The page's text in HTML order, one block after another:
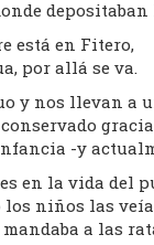
está en Fitero,
por allá se va.
y nos llevan a
-y
en la vida del
niños las
a las